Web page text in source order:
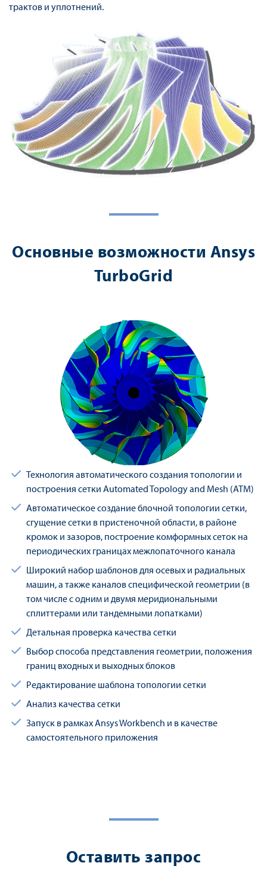
трактов и уплотнений.
Основные возможности Ansys
TurboGrid
Технология автоматического создания топологии и
построения сетки Automated Topology and Mesh (ATM)
Автоматическое создание блочной топологии сетки,
сгущение сетки в пристеночной области, в районе
кромок и зазоров, построение комформных сеток на
периодических границах межлопаточного канала
Широкий набор шаблонов для осевых и радиальных
машин, а также каналов специфической геометрии (в
том числе с одним и двумя меридиональными
сплиттерами или тандемными лопатками)
Детальная проверка качества сетки
Выбор способа представления геометрии, положения
границ входных и выходных блоков
Редактирование шаблона топологии сетки
Анализ качества сетки
Запуск в рамках Ansys Workbench и в качестве
самостоятельного приложения
Оставить запрос